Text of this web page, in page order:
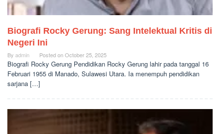
Biografi Rocky Gerung: Sang Intelektual Kritis di
Negeri Ini
By admin Posted onOctober 25, 2025
Biografi Rocky Gerung Pendidikan Rocky Gerung lahir pada tanggal 16
Februari 1955 di Manado, Sulawesi Utara. Ia menempuh pendidikan
sarjana […]